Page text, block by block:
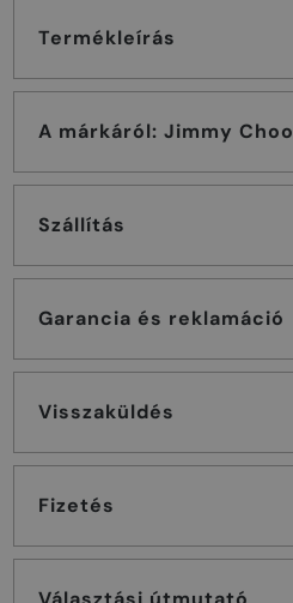
Termékleírás
A márkáról: Jimmy Choo
Szállítás
Garancia és reklamáció
Visszaküldés
Fizetés